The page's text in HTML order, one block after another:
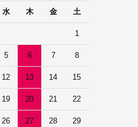
水 木 金 土
1
5 6 7 8
12 13 14 15
19 20 21 22
26 27 28 29